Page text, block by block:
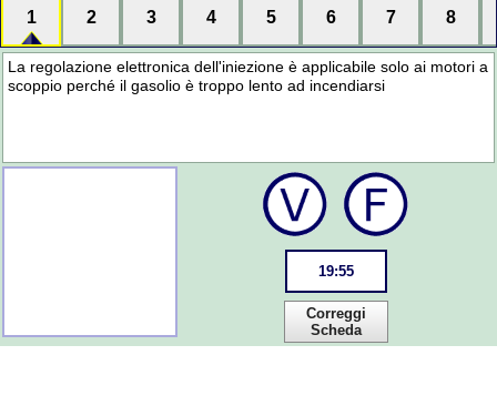
1 2 3 4 5 6 7 8
La regolazione elettronica dell'iniezione è applicabile solo ai motori a
scoppio perché il gasolio è troppo lento ad incendiarsi
19:55
Correggi
Scheda